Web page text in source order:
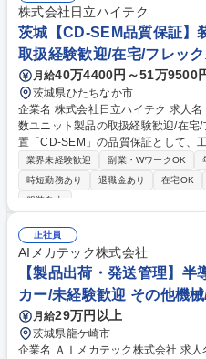
株式会社日立ハイテク
茨城【CD-SEM品質保証】
取扱経験歓迎/在宅/フレッ
月給40万4400円～51万9500
茨城県ひたちなか市
企業名 株式会社日立ハイテク 求人名 茨城【CD-SEM品質保証】装置・複
数ユニット製品の取扱経験歓迎/在宅/フレックス 仕事の
置「CD-SEM」の品質保証として、
の実務を中心に、ご経験に応じて業
ます。 【具体的な業務内容】 ■量産開始後の出荷試験：測定精度・再現
性・安定性/各ユニットの安全面の確
善活動/品質指標（不良率、検査工数
試験手順の改善・標準化、マニュア
とめ/各種会議への出席他部署との連携 募集職種 茨城【CD-SEM品質
証】装置・複数ユニット製品の取扱
業界未経験歓迎 副業・WワークOK
時短勤務あり
退職金あり 在宅OK
服装自由
正社員
AIメカテック株式会社
【製品出荷・発送管理】
カー/未経験歓迎 その他機
月給29万円以上
茨城県龍ケ崎市
企業名 ＡＩメカテック株式会社 求人名 【製品出荷・発送管理】半導体製